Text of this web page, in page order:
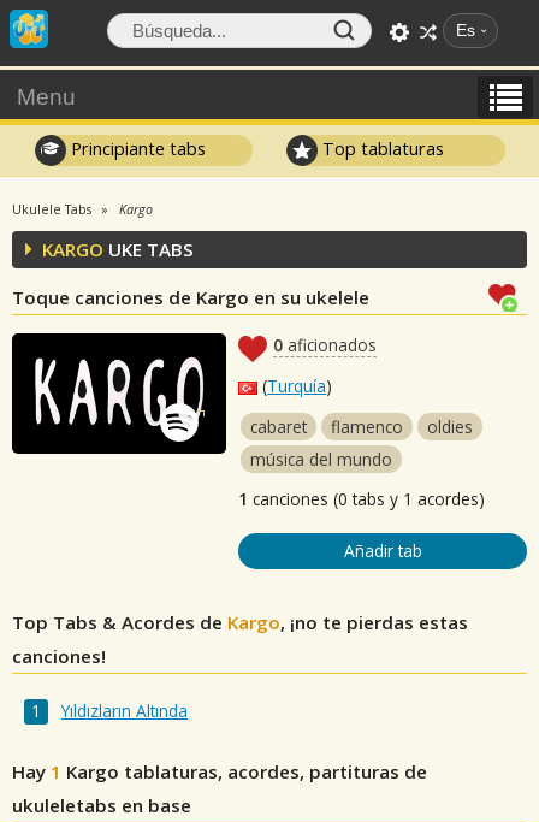
Es
Menu
Principiante tabs Top tablaturas
Ukulele Tabs Kargo
KARGO UKE TABS
Toque canciones de Kargo en su ukelele
0 aficionados
(Turquía)
cabaret
flamenco
oldies
música del mundo
1 canciones (0 tabs y 1 acordes)
Añadir tab
Top Tabs & Acordes de Kargo, ¡no te pierdas estas
canciones!
Yıldızların Altında
Hay 1 Kargo tablaturas, acordes, partituras de
ukuleletabs en base